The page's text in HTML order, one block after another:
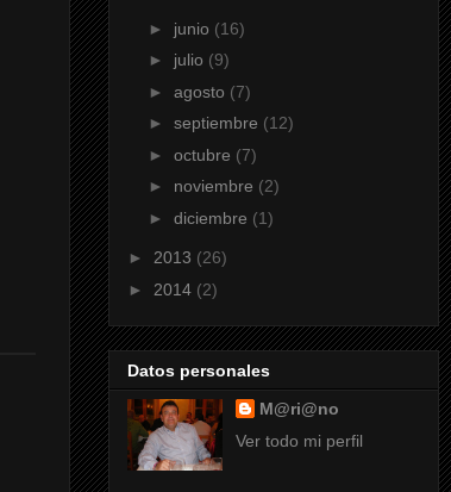
► junio (16)
► julio (9)
► agosto (7)
► septiembre (12)
► octubre (7)
► noviembre (2)
► diciembre (1)
► 2013 (26)
► 2014 (2)
Datos personales
M@ri@no
Ver todo mi perfil